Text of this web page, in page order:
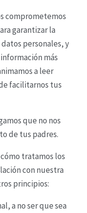
comprometemos
garantizar la
personales, y
más
a leer
facilitarnos tus
que no nos
de tus padres.
tratamos los
con nuestra
principios:
a no ser que sea